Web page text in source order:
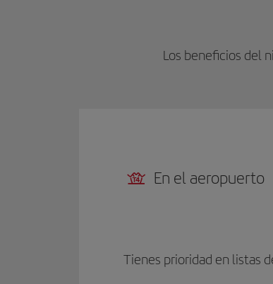
Los beneficios del
En el aeropuerto
Tienes prioridad en listas